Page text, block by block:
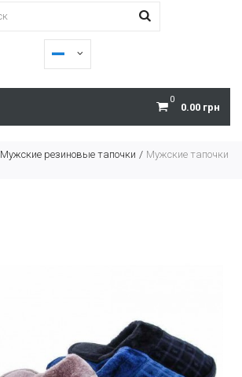
0
0.00 грн
Мужские резиновые тапочки
Мужские тапочки